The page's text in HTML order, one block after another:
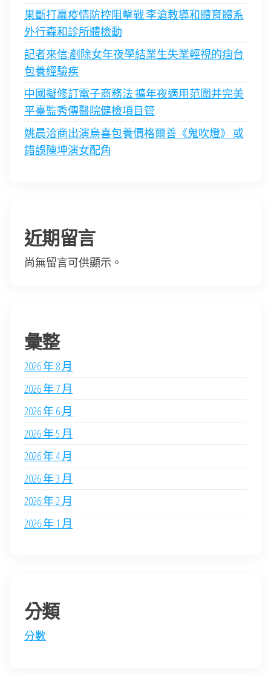
果斷打贏疫情防控阻擊戰 李滄教導和體育體系
外行森和診所體檢動
記者來信:剷除女年夜學結業生失業輕視的痼台
包養經驗疾
中國擬修訂電子商務法 擴年夜適用范圍并完美
平臺監秀傳醫院健檢項目管
姚晨洽商出演烏喜包養價格爾善《鬼吹燈》 或
錯誤陳坤演女配角
近期留言
尚無留言可供顯示。
彙整
2026 年 8 月
2026 年 7 月
2026 年 6 月
2026 年 5 月
2026 年 4 月
2026 年 3 月
2026 年 2 月
2026 年 1 月
分類
分數